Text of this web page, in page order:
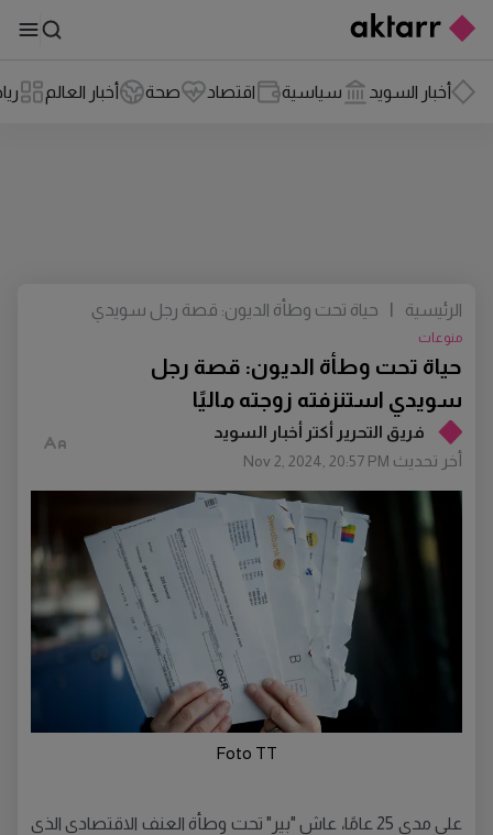
أخبار السويد سياسية اقتصاد صحة أخبار العالم
فريق التحرير أكتر أخبار السويد
أخر تحديث Nov 2, 2024, 20:57 PM
حياة تحت وطأة الديون: قصة رجل
سويدي استنزفته زوجته ماليًا
منوعات
الرئيسية
حياة تحت وطأة الديون: قصة رجل سويدي
Foto TT
على مدى 25 عامًا، عاش "بير" تحت وطأة العنف الاقتصادي الذي